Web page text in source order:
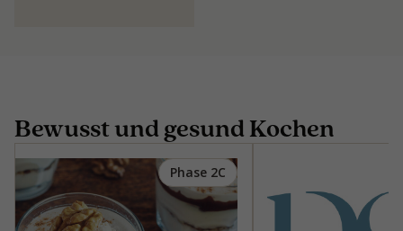
Bewusst und gesund Kochen
Phase 2C